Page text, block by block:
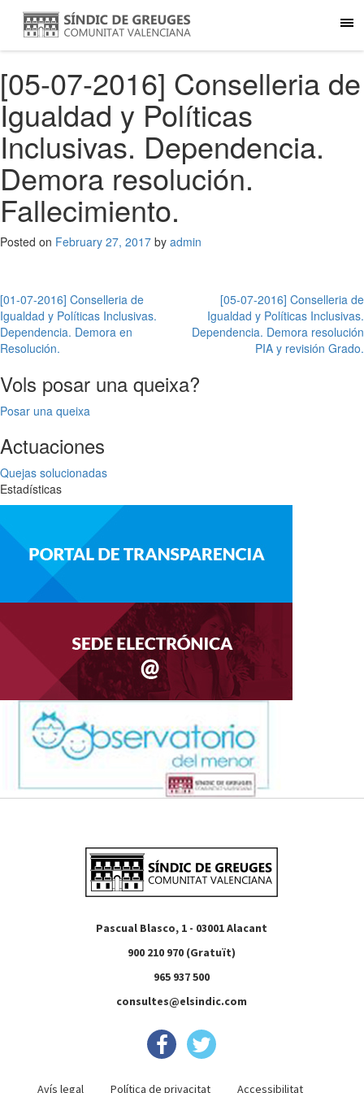
[05-07-2016] Conselleria de
Igualdad y Políticas
Inclusivas. Dependencia.
Demora resolución.
Fallecimiento.
Posted on February 27, 2017 by admin
Post
navigation
[01-07-2016] Conselleria de
Igualdad y Políticas Inclusivas.
Dependencia. Demora en
Resolución.
[05-07-2016] Conselleria de
Igualdad y Políticas Inclusivas.
Dependencia. Demora resolución
PIA y revisión Grado.
Vols posar una queixa?
Posar una queixa
Actuaciones
Quejas solucionadas
Estadísticas
Pascual Blasco, 1 - 03001 Alacant
900 210 970 (Gratuït)
965 937 500
consultes@elsindic.com
Avís legal Política de privacitat Accessibilitat